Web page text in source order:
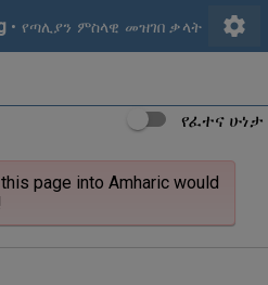
• የጣሊያን ምስላዊ መዝገበ ቃላት settings
የፈተና ሁነታ
this page into Amharic would